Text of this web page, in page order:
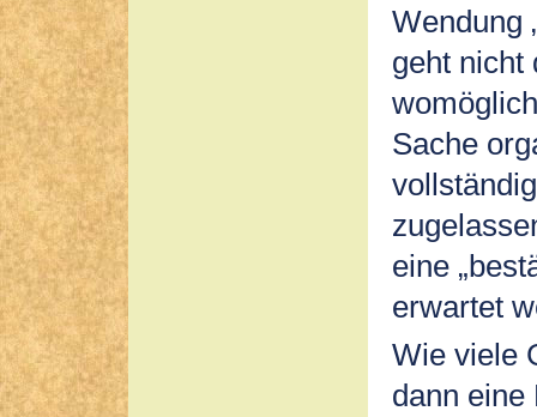
Wendung
geht nicht
Sache
eine
erwartet
Wie viele
dann eine